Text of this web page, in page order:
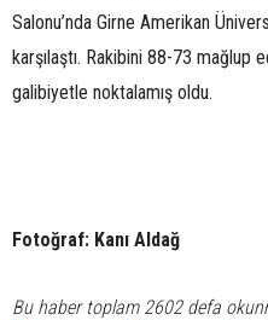
Salonu’nda Girne Amerikan
karşılaştı. Rakibini 88-73 mağlup
galibiyetle noktalamış oldu.
Fotoğraf: Kanı Aldağ
Bu haber toplam 2602 defa